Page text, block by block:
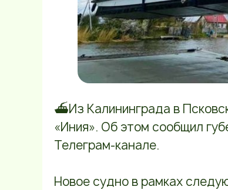
⛴️Из Калининграда в
«Иния». Об этом сообщил
Телеграм-канале.
Новое судно в рамках